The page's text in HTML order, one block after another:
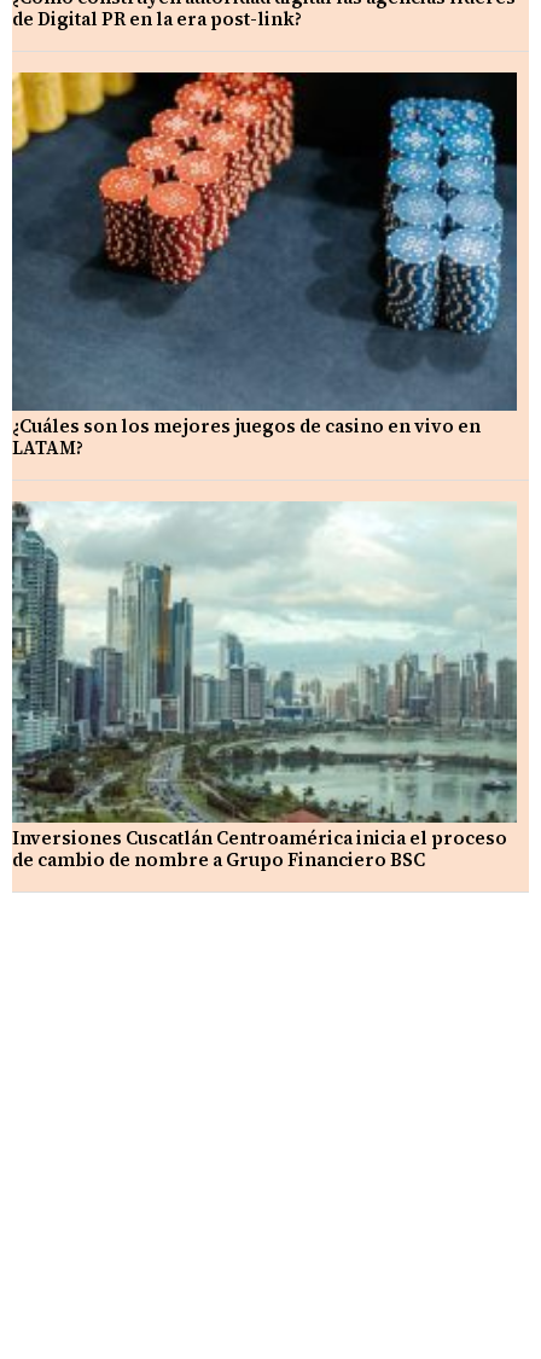
de Digital PR en la era post-link?
¿Cuáles son los mejores juegos de casino en vivo en
LATAM?
Inversiones Cuscatlán Centroamérica inicia el proceso
de cambio de nombre a Grupo Financiero BSC